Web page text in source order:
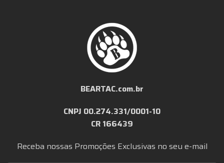
BEARTAC.com.br
CNPJ 00.274.331/0001-10
CR 166439
Receba nossas Promoções Exclusivas no seu e-mail